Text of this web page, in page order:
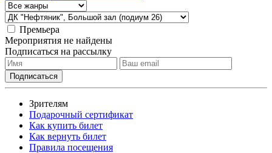
Премьера
Мероприятия не найдены
Подписаться на рассылку
Зрителям
Подарочный сертификат
Как купить билет
Как вернуть билет
Правила посещения